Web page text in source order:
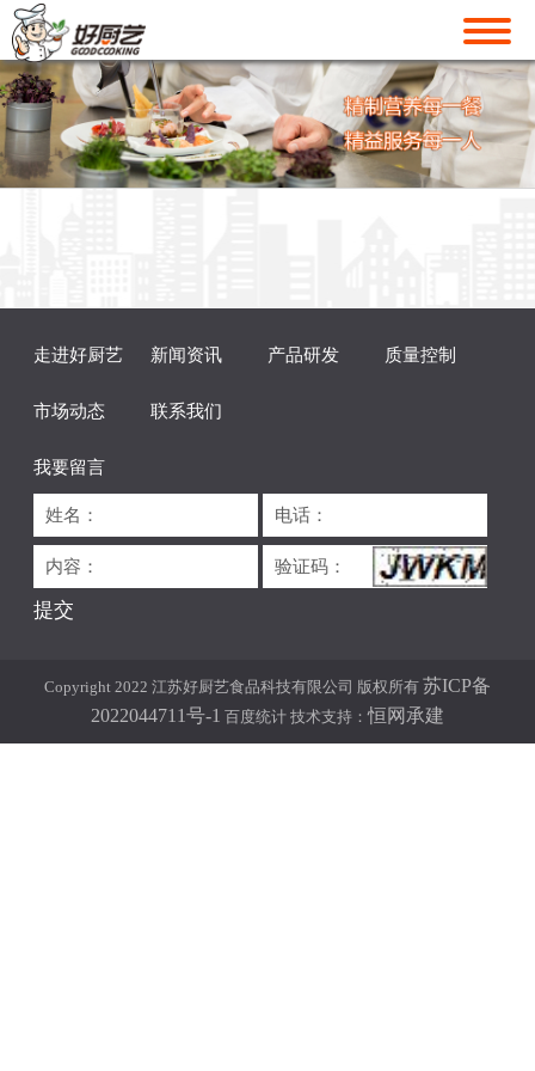
走进好厨艺 新闻资讯 产品研发 质量控制
市场动态 联系我们
我要留言
姓名： 电话：
内容： 验证码：
提交
Copyright 2022 江苏好厨艺食品科技有限公司 版权所有 苏ICP备
2022044711号-1 百度统计 技术支持：恒网承建